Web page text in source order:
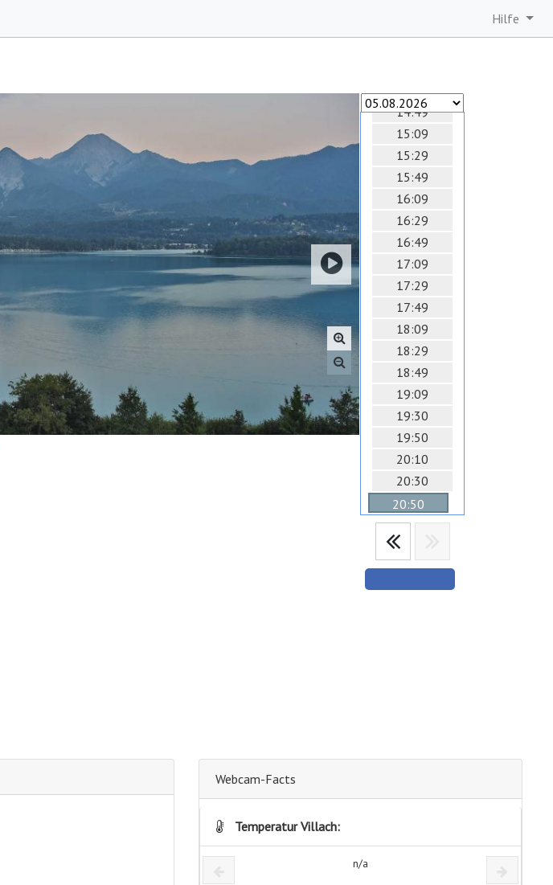
Hilfe
14:28
14:49
15:09
15:29
15:49
16:09
16:29
16:49
17:09
17:29
17:49
18:09
18:29
18:49
19:09
19:30
19:50
20:10
20:30
20:50
Webcam-Facts
Temperatur Villach:
n/a